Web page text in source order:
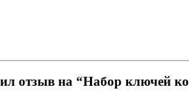
отзыв на “Набор ключей